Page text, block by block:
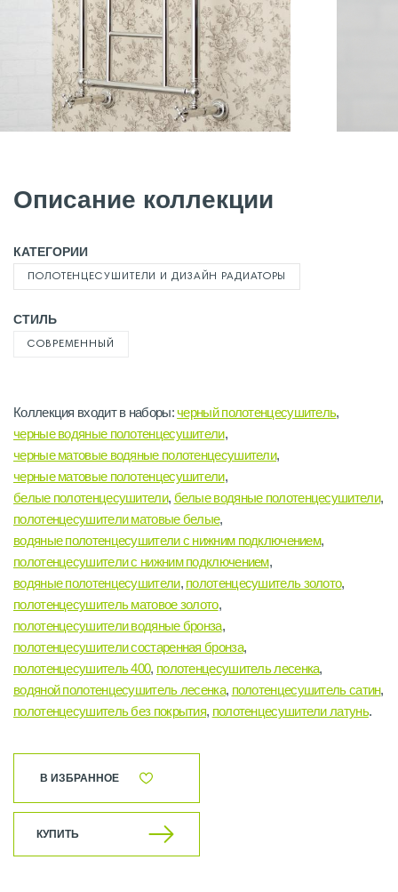
Описание коллекции
КАТЕГОРИИ
ПОЛОТЕНЦЕСУШИТЕЛИ И ДИЗАЙН РАДИАТОРЫ
СТИЛЬ
СОВРЕМЕННЫЙ
Коллекция входит в наборы:черный полотенцесушитель,
черные водяные полотенцесушители,
черные матовые водяные полотенцесушители,
черные матовые полотенцесушители,
белые полотенцесушители, белые водяные полотенцесушители,
полотенцесушители матовые белые,
водяные полотенцесушители с нижним подключением,
полотенцесушители с нижним подключением,
водяные полотенцесушители, полотенцесушитель золото,
полотенцесушитель матовое золото,
полотенцесушители водяные бронза,
полотенцесушители состаренная бронза,
полотенцесушитель 400, полотенцесушитель лесенка,
водяной полотенцесушитель лесенка, полотенцесушитель сатин,
полотенцесушитель без покрытия, полотенцесушители латунь.
В ИЗБРАННОЕ
КУПИТЬ